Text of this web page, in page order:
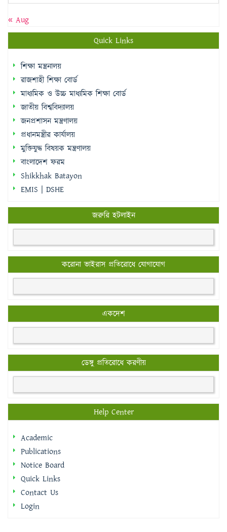
« Aug
Quick Links
শিক্ষা মন্ত্রনালয়
রাজশাহী শিক্ষা বোর্ড
মাধ্যমিক ও উচ্চ মাধ্যমিক শিক্ষা বোর্ড
জাতীয় বিশ্ববিদ্যালয়
জনপ্রশাসন মন্ত্রণালয়
প্রধানমন্ত্রীর কার্যালয়
মুক্তিযুদ্ধ বিষয়ক মন্ত্রণালয়
বাংলাদেশ ফরম
Shikkhak Batayon
EMIS | DSHE
জরুরি হটলাইন
করোনা ভাইরাস প্রতিরোধে যোগাযোগ
একদেশ
ডেঙ্গু প্রতিরোধে করণীয়
Help Center
Academic
Publications
Notice Board
Quick Links
Contact Us
Login